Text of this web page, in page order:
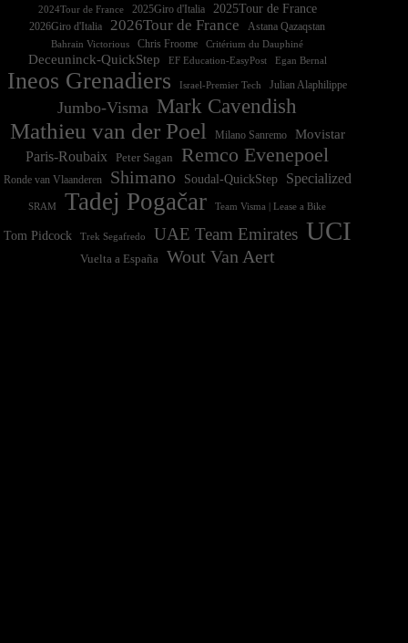
2024Tour de France
2025Giro d'Italia 2025Tour de France
2026Giro d'Italia 2026Tour de France Astana Qazaqstan
Bahrain Victorious Chris Froome Critérium du Dauphiné
Deceuninck-QuickStep EF Education-EasyPost Egan Bernal
Ineos Grenadiers Israel-Premier Tech Julian Alaphilippe
Jumbo-Visma Mark Cavendish
Mathieu van der Poel Milano Sanremo
Movistar
Paris-Roubaix
Peter Sagan Remco Evenepoel
Ronde van Vlaanderen Shimano Soudal-QuickStep Specialized
SRAM Tadej Pogačar Team Visma | Lease a Bike
Tom Pidcock Trek Segafredo UAE Team Emirates UCI
Vuelta a España Wout Van Aert